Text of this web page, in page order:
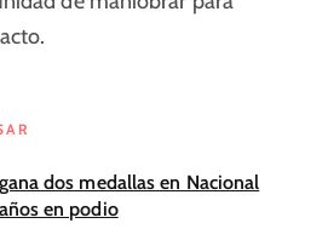
dos medallas en Nacional
en podio